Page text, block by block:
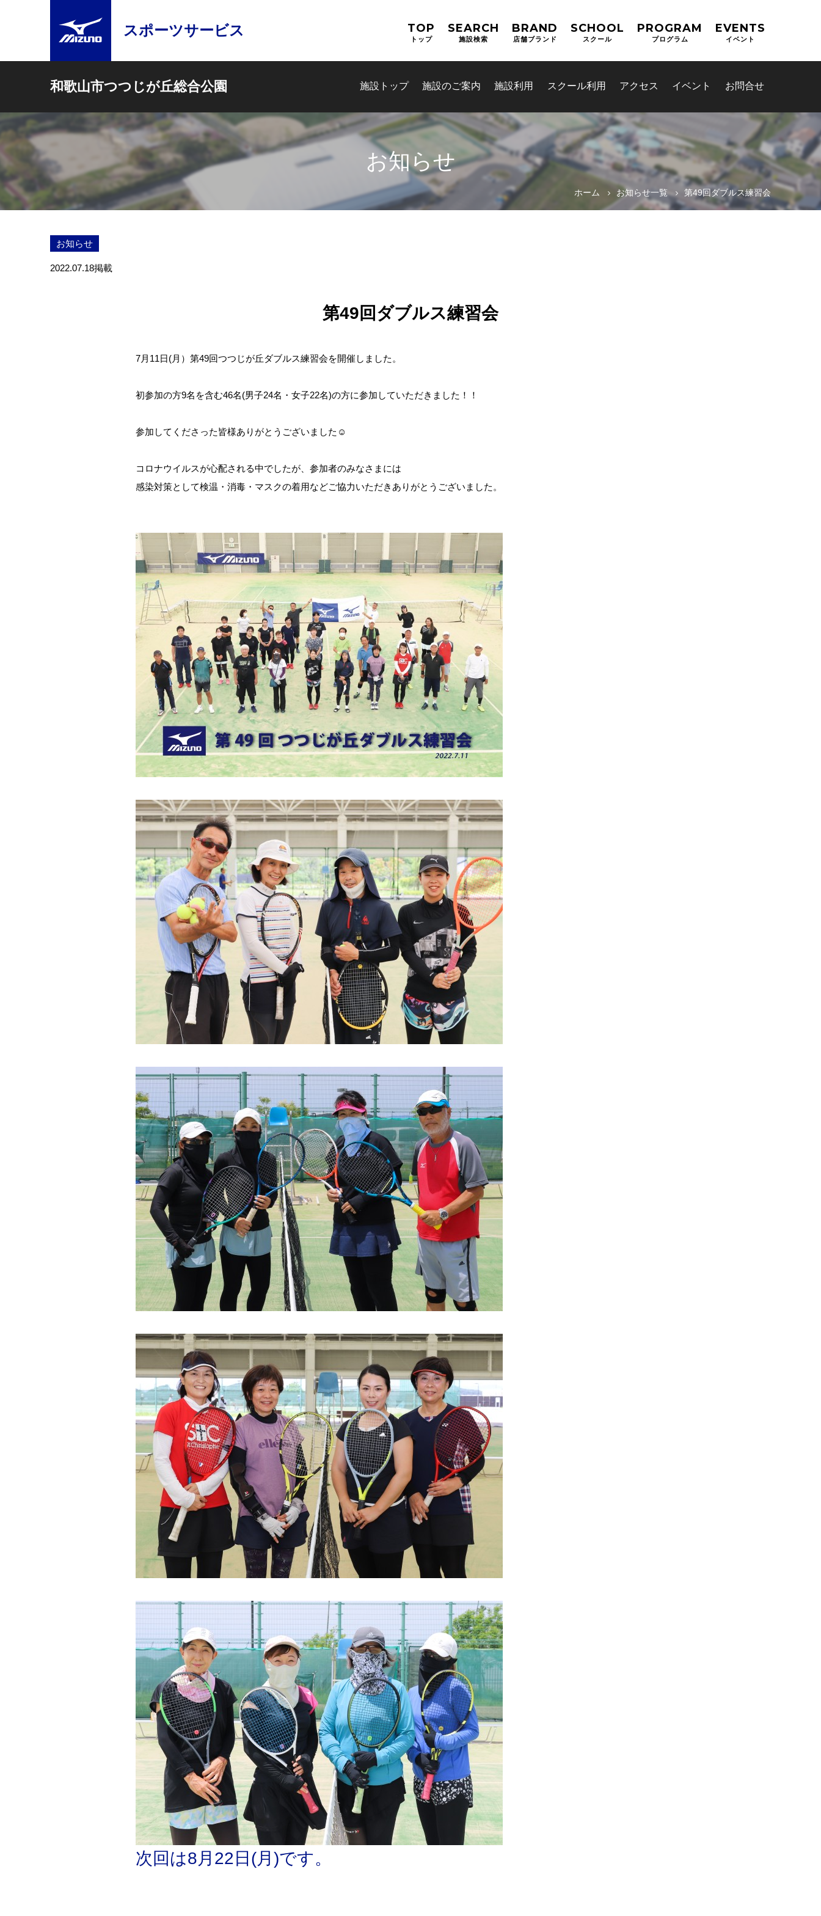
スポーツサービス TOP
トップ
SEARCH
施設検索
BRAND
店舗ブランド
SCHOOL
スクール
PROGRAM
プログラム
EVENTS
イベント
和歌山市つつじが丘総合公園 施設トップ 施設のご案内 施設利用 スクール利用 アクセス イベント お問合せ
お知らせ
ホーム お知らせ一覧 第49回ダブルス練習会
お知らせ
2022.07.18掲載
第49回ダブルス練習会
7月11日(月）第49回つつじが丘ダブルス練習会を開催しました。
初参加の方9名を含む46名(男子24名・女子22名)の方に参加していただきました！！
参加してくださった皆様ありがとうございました☺
コロナウイルスが心配される中でしたが、参加者のみなさまには
感染対策として検温・消毒・マスクの着用などご協力いただきありがとうございました。
次回は8月22日(月)です。